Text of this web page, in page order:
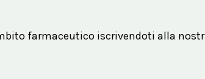
farmaceutico iscrivendoti alla